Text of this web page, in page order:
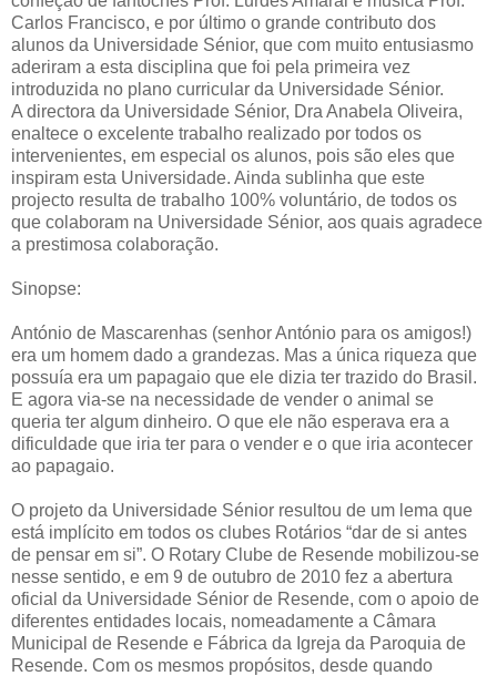
Carlos Francisco, e por último o grande contributo dos
alunos da Universidade Sénior, que com muito entusiasmo
aderiram a esta disciplina que foi pela primeira vez
introduzida no plano curricular da Universidade Sénior.
A directora da Universidade Sénior, Dra Anabela Oliveira,
enaltece o excelente trabalho realizado por todos os
intervenientes, em especial os alunos, pois são eles que
inspiram esta Universidade. Ainda sublinha que este
projecto resulta de trabalho 100% voluntário, de todos os
que colaboram na Universidade Sénior, aos quais agradece
a prestimosa colaboração.
Sinopse:
António de Mascarenhas (senhor António para os amigos!)
era um homem dado a grandezas. Mas a única riqueza que
possuía era um papagaio que ele dizia ter trazido do Brasil.
E agora via-se na necessidade de vender o animal se
queria ter algum dinheiro. O que ele não esperava era a
dificuldade que iria ter para o vender e o que iria acontecer
ao papagaio.
O projeto da Universidade Sénior resultou de um lema que
está implícito em todos os clubes Rotários “dar de si antes
de pensar em si”. O Rotary Clube de Resende mobilizou-se
nesse sentido, e em 9 de outubro de 2010 fez a abertura
oficial da Universidade Sénior de Resende, com o apoio de
diferentes entidades locais, nomeadamente a Câmara
Municipal de Resende e Fábrica da Igreja da Paroquia de
Resende. Com os mesmos propósitos, desde quando